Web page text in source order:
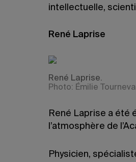
intellectuelle,
René Laprise
René Laprise.
Photo: Émilie
René Laprise a été
l’atmosphère de
Physicien,